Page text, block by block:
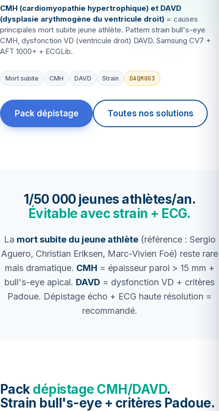
CMH (cardiomyopathie hypertrophique) et DAVD
(dysplasie arythmogène du ventricule droit) = causes
principales mort subite jeune athlète. Pattern strain bull's-eye
CMH, dysfonction VD (ventricule droit) DAVD. Samsung CV7 +
AFT 1000+ + ECGLib.
Mort subite CMH DAVD Strain DAQM003
Pack dépistage Toutes nos solutions
1/50 000 jeunes athlètes/an.
Évitable avec strain + ECG.
La mort subite du jeune athlète(référence : Sergio
Aguero, Christian Eriksen, Marc-Vivien Foé) reste rare
mais dramatique. CMH = épaisseur paroi > 15 mm +
bull's-eye apical. DAVD = dysfonction VD + critères
Padoue. Dépistage écho + ECG haute résolution =
recommandé.
Pack dépistage CMH/DAVD.
Strain bull's-eye + critères Padoue.